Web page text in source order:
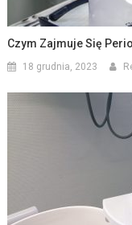
Czym Zajmuje Się
18 grudnia, 2023